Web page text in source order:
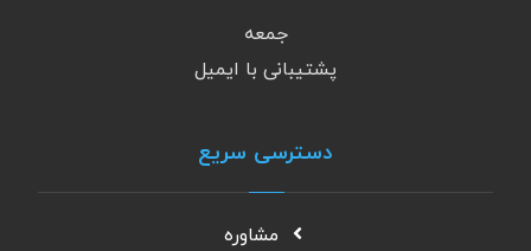
جمعه
پشتیبانی با ایمیل
دسترسی سریع
مشاوره